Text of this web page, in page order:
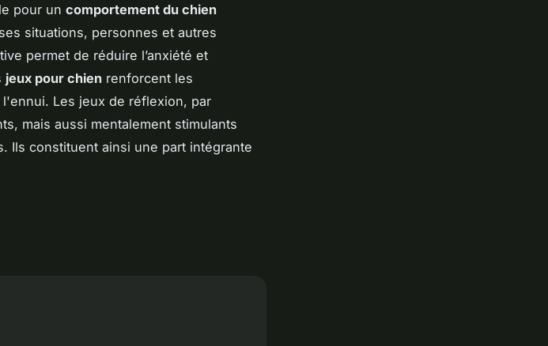
pour un comportement du chien
situations, personnes et autres
permet de réduire l’anxiété et
jeux pour chien renforcent les
Les jeux de réflexion, par
mais aussi mentalement stimulants
Ils constituent ainsi une part intégrante